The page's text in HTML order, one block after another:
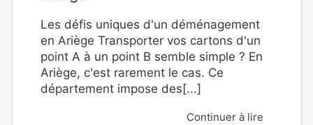
Les défis uniques d'un déménagement
en Ariège Transporter vos cartons d'un
point A à un point B semble simple ? En
Ariège, c'est rarement le cas. Ce
département impose des[...]
Continuer à lire